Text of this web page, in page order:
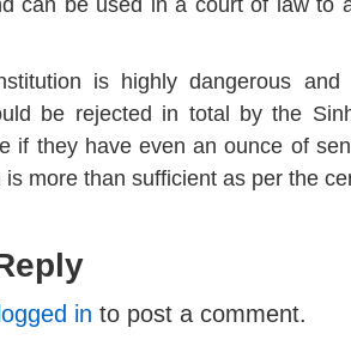
is highly dangerous
be rejected in total by the
if they have even an ounce of
is more than sufficient as per the
in to post a comment.